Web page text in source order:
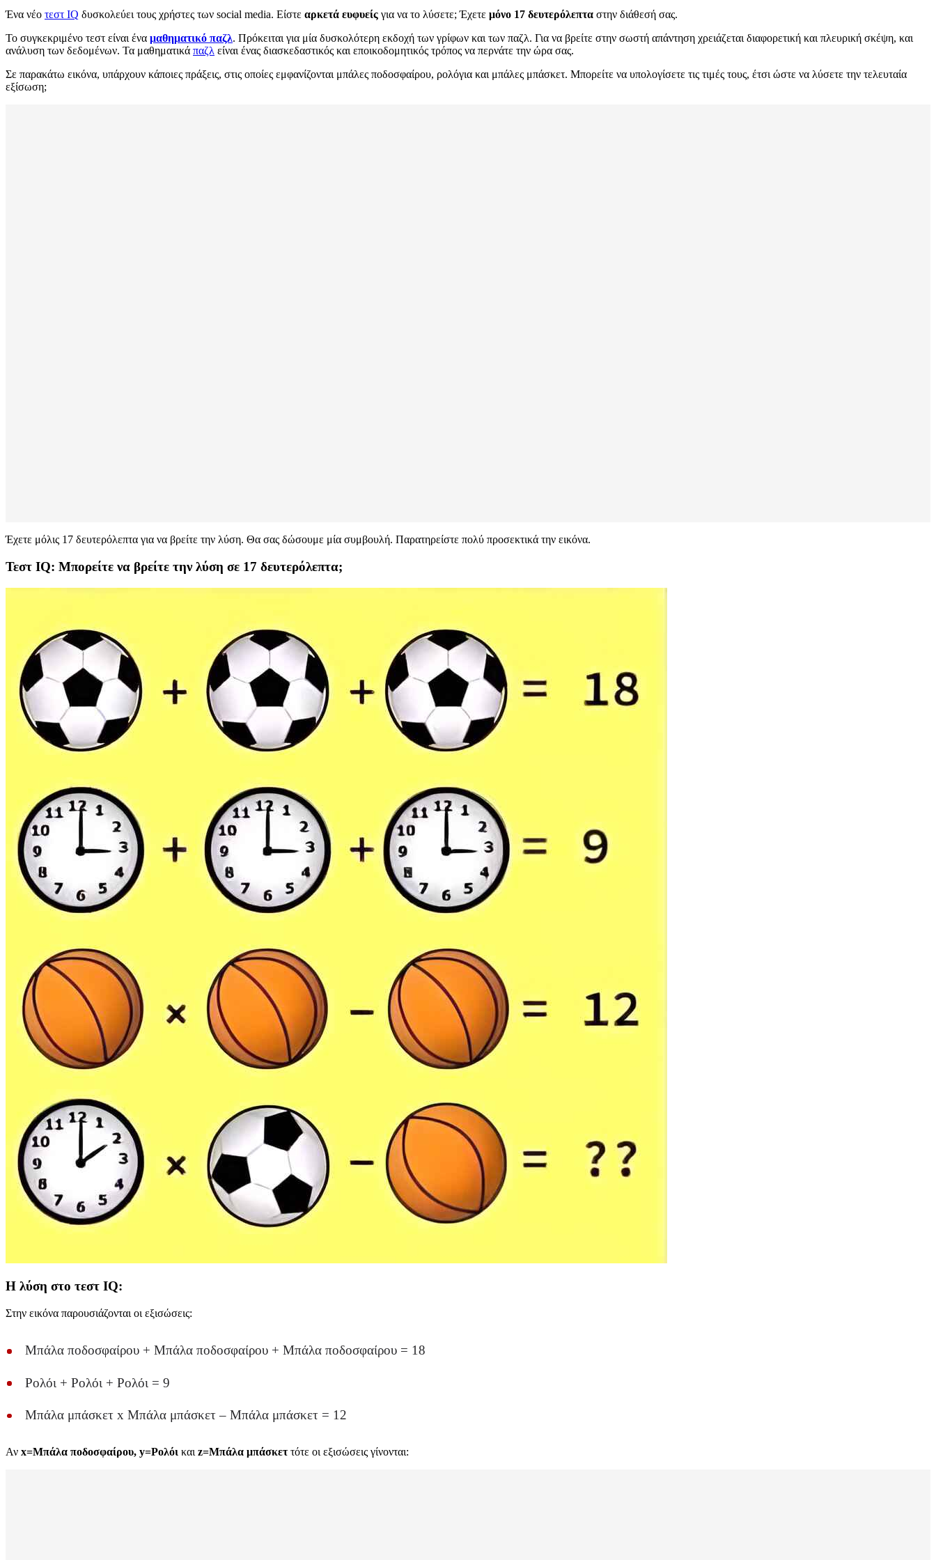
Ένα νέο τεστ IQ δυσκολεύει τους χρήστες των social media. Είστε αρκετά ευφυείς για να το λύσετε; Έχετε μόνο 17 δευτερόλεπτα στην διάθεσή σας.
Το συγκεκριμένο τεστ είναι ένα μαθηματικό παζλ. Πρόκειται για μία δυσκολότερη εκδοχή των γρίφων και των παζλ. Για να βρείτε στην σωστή απάντηση χρειάζεται διαφορετική και πλευρική σκέψη, και
ανάλυση των δεδομένων. Τα μαθηματικά παζλ είναι ένας διασκεδαστικός και εποικοδομητικός τρόπος να περνάτε την ώρα σας.
Σε παρακάτω εικόνα, υπάρχουν κάποιες πράξεις, στις οποίες εμφανίζονται μπάλες ποδοσφαίρου, ρολόγια και μπάλες μπάσκετ. Μπορείτε να υπολογίσετε τις τιμές τους, έτσι ώστε να λύσετε την τελευταία
εξίσωση;
Έχετε μόλις 17 δευτερόλεπτα για να βρείτε την λύση. Θα σας δώσουμε μία συμβουλή. Παρατηρείστε πολύ προσεκτικά την εικόνα.
Τεστ IQ: Μπορείτε να βρείτε την λύση σε 17 δευτερόλεπτα;
Η λύση στο τεστ IQ:
Στην εικόνα παρουσιάζονται οι εξισώσεις:
Μπάλα ποδοσφαίρου + Μπάλα ποδοσφαίρου + Μπάλα ποδοσφαίρου = 18
Ρολόι + Ρολόι + Ρολόι = 9
Μπάλα μπάσκετ x Μπάλα μπάσκετ – Μπάλα μπάσκετ = 12
Αν x=Μπάλα ποδοσφαίρου, y=Ρολόι και z=Μπάλα μπάσκεττότε οι εξισώσεις γίνονται: